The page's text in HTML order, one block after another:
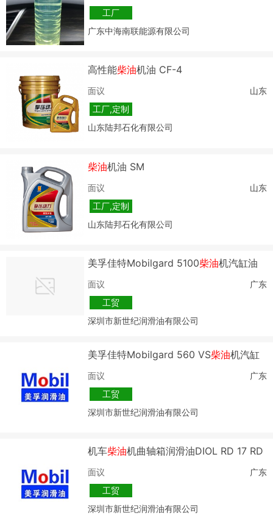
工厂
广东中海南联能源有限公司
高性能柴油机油 CF-4
面议
山东
工厂,定制
山东陆邦石化有限公司
柴油机油 SM
面议
山东
工厂,定制
山东陆邦石化有限公司
美孚佳特Mobilgard 5100柴油机汽缸油
面议
广东
工贸
深圳市新世纪润滑油有限公司
美孚佳特Mobilgard 560 VS柴油机汽缸
面议
广东
工贸
深圳市新世纪润滑油有限公司
机车柴油机曲轴箱润滑油DIOL RD 17 RD
面议
广东
工贸
深圳市新世纪润滑油有限公司